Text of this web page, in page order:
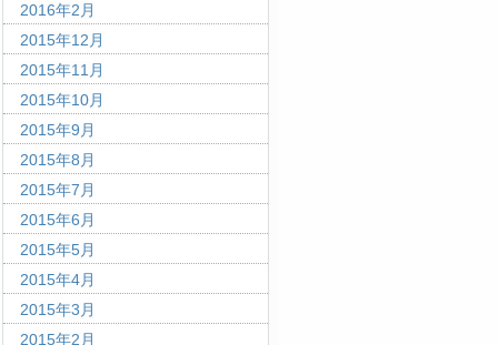
2016年2月
2015年12月
2015年11月
2015年10月
2015年9月
2015年8月
2015年7月
2015年6月
2015年5月
2015年4月
2015年3月
2015年2月